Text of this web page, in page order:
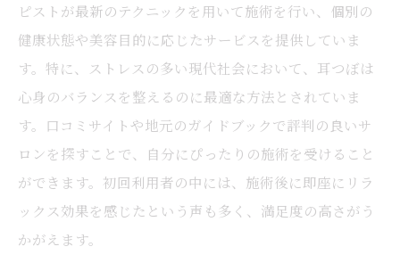
ピストが最新のテクニックを用いて施術を行い、個別の
健康状態や美容目的に応じたサービスを提供していま
す。特に、ストレスの多い現代社会において、耳つぼは
心身のバランスを整えるのに最適な方法とされていま
す。口コミサイトや地元のガイドブックで評判の良いサ
ロンを探すことで、自分にぴったりの施術を受けること
ができます。初回利用者の中には、施術後に即座にリラ
ックス効果を感じたという声も多く、満足度の高さがう
かがえます。